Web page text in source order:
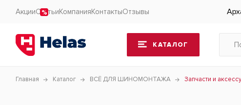
АкцииСтатьиКомпанияКонтактыОтзывы
КАТАЛОГ
Главная Каталог ВСЁ ДЛЯ ШИНОМОНТАЖА Запчасти и